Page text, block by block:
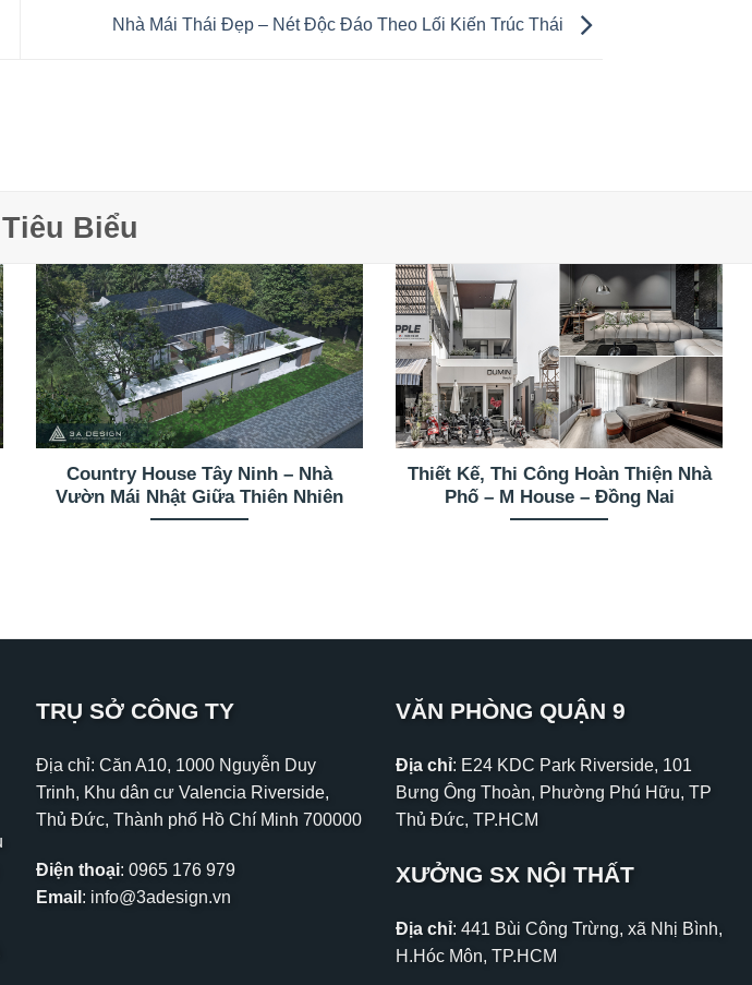
Nhà Mái Thái Đẹp – Nét Độc Đáo Theo Lối Kiến Trúc Thái
Biểu
Country House Tây Ninh – Nhà
Vườn Mái Nhật Giữa Thiên Nhiên
Thiết Kế, Thi Công Hoàn Thiện Nhà
Phố – M House – Đồng Nai
TRỤ SỞ CÔNG TY
Địa chỉ: Căn A10, 1000 Nguyễn Duy
Trinh, Khu dân cư Valencia Riverside,
Thủ Đức, Thành phố Hồ Chí Minh 700000
Điện thoại: 0965 176 979
Email : info@3adesign.vn
VĂN PHÒNG QUẬN 9
Địa chỉ: E24 KDC Park Riverside, 101
Bưng Ông Thoàn, Phường Phú Hữu, TP
Thủ Đức, TP.HCM
XƯỞNG SX NỘI THẤT
Địa chỉ: 441 Bùi Công Trừng, xã Nhị Bình,
H.Hóc Môn, TP.HCM